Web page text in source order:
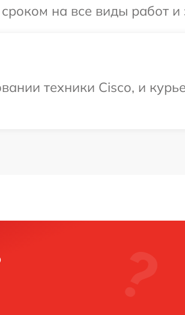
на все виды работ и
техники Cisco, и